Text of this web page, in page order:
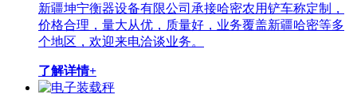
新疆坤宁衡器设备有限公司承接哈密农用铲车称定制，
价格合理，量大从优，质量好，业务覆盖新疆哈密等多
个地区，欢迎来电洽谈业务。
了解详情+